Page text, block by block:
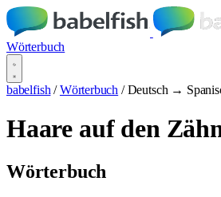
Wörterbuch
babelfish / Wörterbuch / Deutsch →
Haare auf den
Wörterbuch